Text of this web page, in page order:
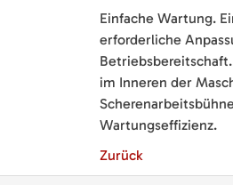
Einfache Wartung.
erforderliche
im Inneren der
Wartungseffizienz.
Zurück